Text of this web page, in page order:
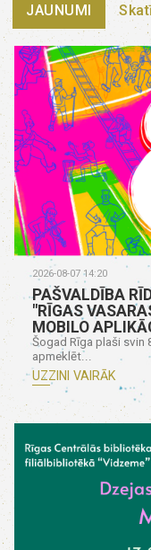
JAUNUMI
2026-08-07 14:20
PAŠVALDĪBA
"RĪGAS
MOBILO
Šogad Rīga plaši svin
apmeklēt...
UZZINI VAIRĀK